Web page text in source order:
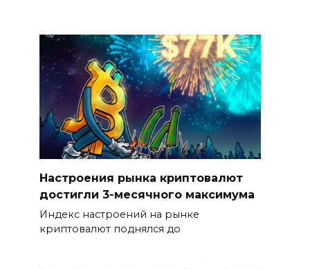
Настроения рынка криптовалют
достигли 3-месячного максимума
Индекс настроений на рынке
криптовалют поднялся до